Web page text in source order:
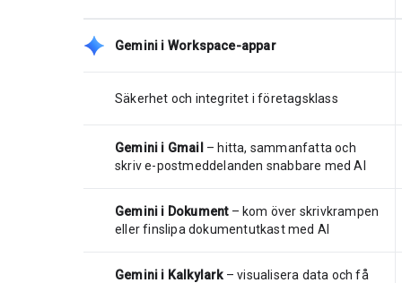
Gemini i Workspace-appar
Säkerhet och integritet i företagsklass
Gemini i Gmail – hitta, sammanfatta och
skriv e-postmeddelanden snabbare med AI
Gemini i Dokument– kom över skrivkrampen
eller finslipa dokumentutkast med AI
Gemini i Kalkylark– visualisera data och få